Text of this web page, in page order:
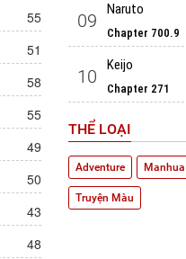
55
51
58
55
49
50
43
48
09
Naruto
Chapter 700.9
10
Keijo
Chapter 271
THỂ LOẠI
Adventure Manhua
Truyện Màu